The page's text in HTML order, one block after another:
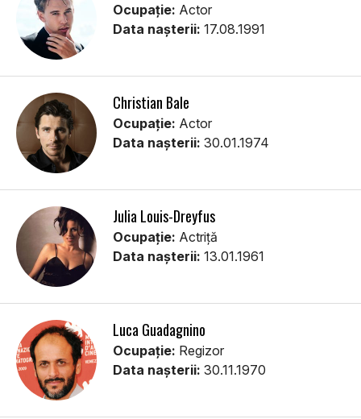
Ocupație: Actor
Data nașterii: 17.08.1991
Christian Bale
Ocupație: Actor
Data nașterii: 30.01.1974
Julia Louis-Dreyfus
Ocupație: Actriță
Data nașterii: 13.01.1961
Luca Guadagnino
Ocupație: Regizor
Data nașterii: 30.11.1970